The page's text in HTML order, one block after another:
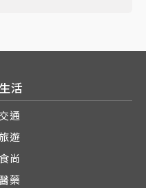
生活
交通
遊
食尚
藥